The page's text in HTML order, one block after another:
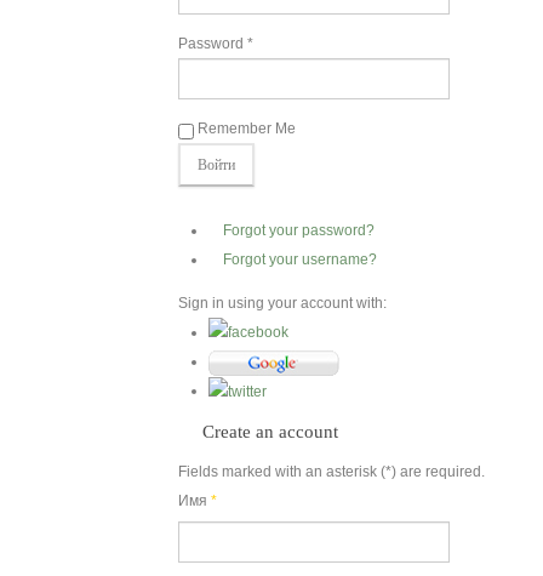
Password *
Remember Me
Forgot your password?
Forgot your username?
Sign in using your account with:
Create an account
Fields marked with an asterisk (*) are required.
Имя *